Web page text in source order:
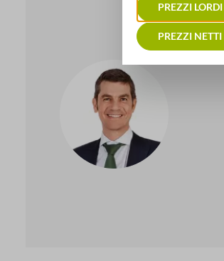
PREZZI LORDI
PREZZI NETTI